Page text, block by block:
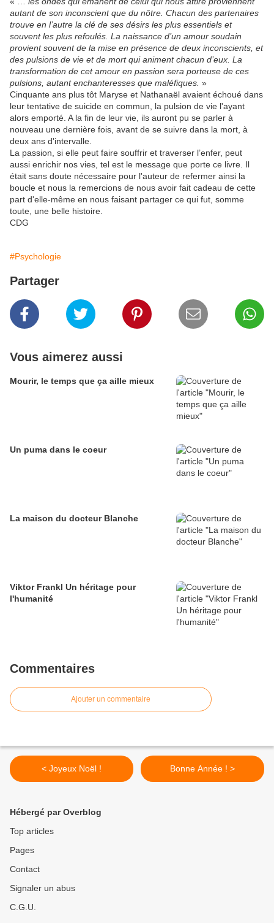
autant de son inconscient que du nôtre. Chacun des partenaires
trouve en l’autre la clé de ses désirs les plus essentiels et
souvent les plus refoulés. La naissance d’un amour soudain
provient souvent de la mise en présence de deux inconscients, et
des pulsions de vie et de mort qui animent chacun d’eux. La
transformation de cet amour en passion sera porteuse de ces
pulsions, autant enchanteresses que maléfiques. »
Cinquante ans plus tôt Maryse et Nathanaël avaient échoué dans
leur tentative de suicide en commun, la pulsion de vie l'ayant
alors emporté. A la fin de leur vie, ils auront pu se parler à
nouveau une dernière fois, avant de se suivre dans la mort, à
deux ans d'intervalle.
La passion, si elle peut faire souffrir et traverser l’enfer, peut
aussi enrichir nos vies, tel est le message que porte ce livre. Il
était sans doute nécessaire pour l'auteur de refermer ainsi la
boucle et nous la remercions de nous avoir fait cadeau de cette
part d'elle-même en nous faisant partager ce qui fut, somme
toute, une belle histoire.
CDG
#Psychologie
Partager
Vous aimerez aussi
Mourir, le temps que ça aille mieux
Un puma dans le coeur
La maison du docteur Blanche
Viktor Frankl Un héritage pour
l'humanité
Commentaires
Ajouter un commentaire
< Joyeux Noël ! Bonne Année ! >
Hébergé par Overblog
Top articles
Pages
Contact
Signaler un abus
C.G.U.